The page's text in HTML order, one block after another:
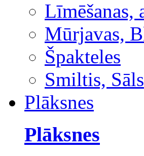
Līmēšanas,
Mūrjavas,
Špakteles
Smiltis, Sāls
Plāksnes
Plāksnes